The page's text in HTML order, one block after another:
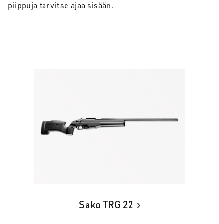
piippuja tarvitse ajaa sisään.
Sako TRG 22